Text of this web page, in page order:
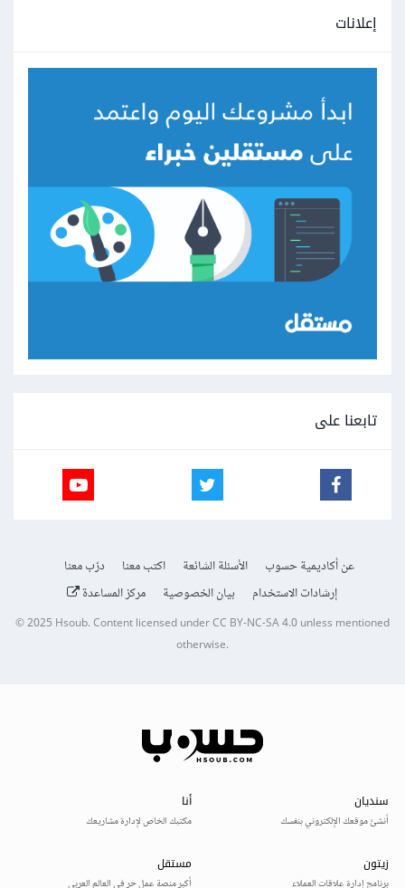
إعلانات
تابعنا على
عن أكاديمية حسوب الأسئلة الشائعة اكتب معنا
درّب معنا
إرشادات الاستخدام
بيان الخصوصية مركز المساعدة
© 2025Hsoub.Content licensed underCC BY-NC-SA 4.0unless mentioned
otherwise.